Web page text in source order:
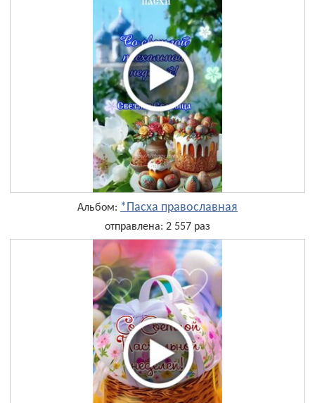
Альбом: *Пасха православная
отправлена: 2 557 раз